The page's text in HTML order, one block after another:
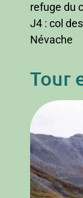
refuge du
J4 : col
Névache
Tour